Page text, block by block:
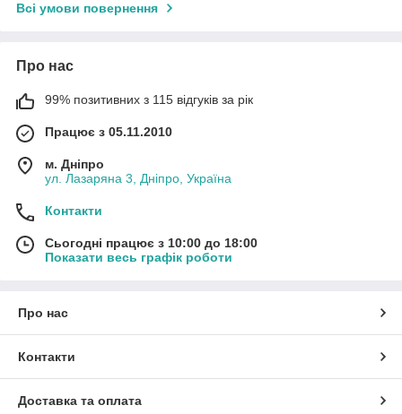
Всі умови повернення
Про нас
99% позитивних з 115 відгуків за рік
Працює з 05.11.2010
м. Дніпро
ул. Лазаряна 3, Дніпро, Україна
Контакти
Сьогодні працює з 10:00 до 18:00
Показати весь графік роботи
Про нас
Контакти
Доставка та оплата